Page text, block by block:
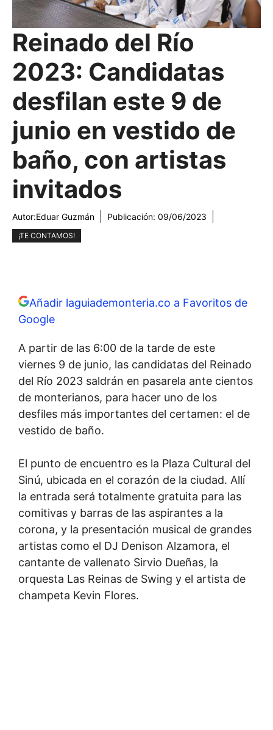
Reinado del Río
2023: Candidatas
desfilan este 9 de
junio en vestido de
baño, con artistas
invitados
Autor:Eduar Guzmán Publicación: 09/06/2023
¡TE CONTAMOS!
Añadir laguiademonteria.co a Favoritos de
Google
A partir de las 6:00 de la tarde de este
viernes 9 de junio, las candidatas del Reinado
del Río 2023 saldrán en pasarela ante cientos
de monterianos, para hacer uno de los
desfiles más importantes del certamen: el de
vestido de baño.
El punto de encuentro es la Plaza Cultural del
Sinú, ubicada en el corazón de la ciudad. Allí
la entrada será totalmente gratuita para las
comitivas y barras de las aspirantes a la
corona, y la presentación musical de grandes
artistas como el DJ Denison Alzamora, el
cantante de vallenato Sirvio Dueñas, la
orquesta Las Reinas de Swing y el artista de
champeta Kevin Flores.